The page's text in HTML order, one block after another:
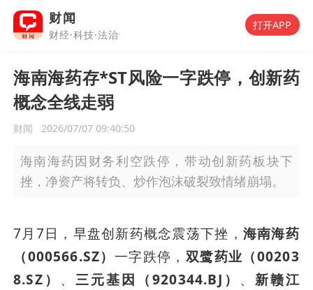
财闻
财经·科技·法治
打开APP
海南海药存*ST风险一字跌停，创新药
概念全线走弱
财闻 2026/07/07 09:40:50
海南海药因财务利空跌停，带动创新药板块下
挫，净资产将转负、炒作泡沫破裂致情绪崩塌。
7月7日，早盘创新药概念震荡下挫， 海南海药
（000566.SZ） 一字跌停， 双鹭药业（00203
8.SZ） 、 三元基因（920344.BJ） 、 新赣江